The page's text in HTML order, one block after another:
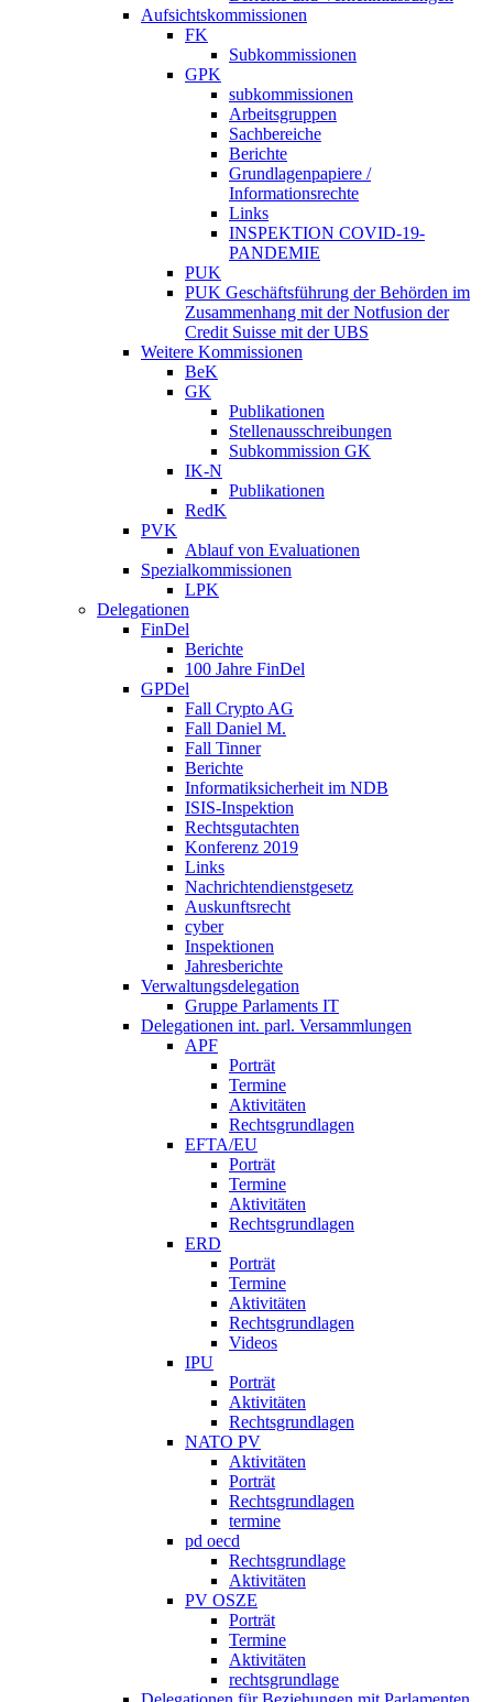
Aufsichtskommissionen
FK
Subkommissionen
GPK
subkommissionen
Arbeitsgruppen
Sachbereiche
Berichte
Grundlagenpapiere /
Informationsrechte
Links
INSPEKTION COVID-19-
PANDEMIE
PUK
PUK Geschäftsführung der Behörden im
Zusammenhang mit der Notfusion der
Credit Suisse mit der UBS
Weitere Kommissionen
BeK
GK
Publikationen
Stellenausschreibungen
Subkommission GK
IK-N
Publikationen
RedK
PVK
Ablauf von Evaluationen
Spezialkommissionen
LPK
Delegationen
FinDel
Berichte
100 Jahre FinDel
GPDel
Fall Crypto AG
Fall Daniel M.
Fall Tinner
Berichte
Informatiksicherheit ­im NDB
ISIS-Inspektion
Rechtsgutachten
Konferenz 2019
Links
Nachrichtendienstgesetz
Auskunftsrecht
cyber
Inspektionen
Jahresberichte
Verwaltungsdelegation
Gruppe Parlaments IT
Delegationen int. parl. Versammlungen
APF
Porträt
Termine
Aktivitäten
Rechtsgrundlagen
EFTA/EU
Porträt
Termine
Aktivitäten
Rechtsgrundlagen
ERD
Porträt
Termine
Aktivitäten
Rechtsgrundlagen
Videos
IPU
Porträt
Aktivitäten
Rechtsgrundlagen
NATO PV
Aktivitäten
Porträt
Rechtsgrundlagen
termine
pd oecd
Rechtsgrundlage
Aktivitäten
PV OSZE
Porträt
Termine
Aktivitäten
rechtsgrundlage